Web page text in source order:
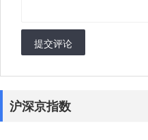
提交评论
沪深京指数